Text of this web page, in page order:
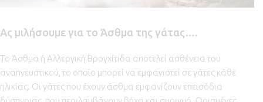
Ας μιλήσουμε για το Άσθμα της γάτας….
Το Άσθμα ή Αλλεργική Βρογχίτιδα αποτελεί ασθένεια του
αναπνευστικού, το οποίο μπορεί να εμφανιστεί σε γάτες κάθε
ηλικίας. Οι γάτες που έχουν άσθμα εμφανίζουν επεισόδια